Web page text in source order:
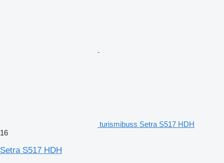
turismibuss Setra S517 HDH
16
Setra S517 HDH